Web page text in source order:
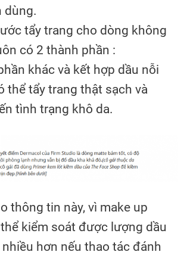
dùng.
tẩy trang cho dòng không
có 2 thành phần :
khác và kết hợp dầu nỗi
thể tẩy trang thật sạch và
tình trạng khô da.
thông tin này, vì make up
kiểm soát được lượng dầu
hơn nếu thao tác đánh